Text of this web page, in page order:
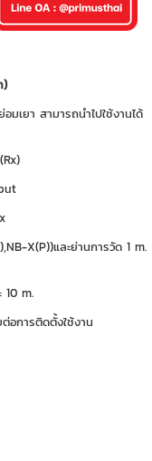
เยา สามารถนำไปใช้งานได้
X(P))และย่านการวัด 1 m.
10 m.
อการติดตั้งใช้งาน